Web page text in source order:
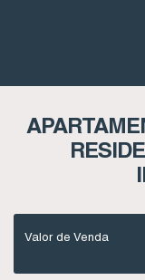
Valor de Venda